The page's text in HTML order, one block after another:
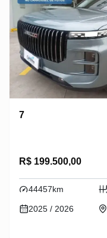
7
R$ 199.500,00
44457km
2025 / 2026